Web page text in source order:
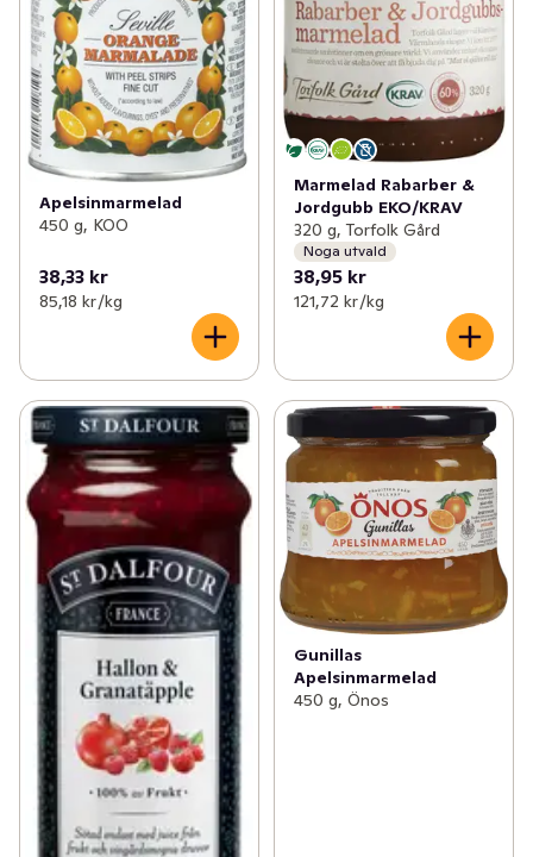
Apelsinmarmelad
450 g, KOO
38,33 kr
85,18 kr /kg
Marmelad Rabarber &
Jordgubb EKO/KRAV
320 g, Torfolk Gård
Noga utvald
38,95 kr
121,72 kr /kg
Gunillas
Apelsinmarmelad
450 g, Önos